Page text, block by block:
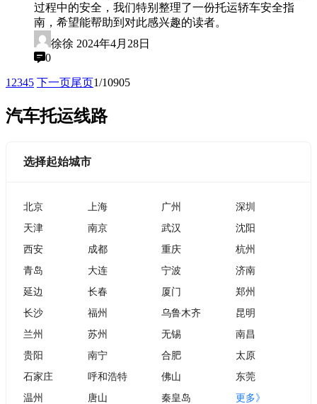
过程中的安全，我们特别整理了一份托运轿车安全指
南，希望能帮助到对此感兴趣的读者。
徐徐 2024年4月28日
0
1 2345 下一页尾页1/10905
汽车托运线路
选择起始城市
北京 上海 广州
深圳
天津
南京 武汉
沈阳
西安
成都 重庆
杭州
青岛
大连 宁波
济南
延边
长春 厦门
郑州
长沙
福州 乌鲁木齐
昆明
兰州
苏州 无锡
南昌
贵阳
南宁 合肥
太原
石家庄
呼和浩特 佛山
东莞
温州
唐山 秦皇岛 更多》